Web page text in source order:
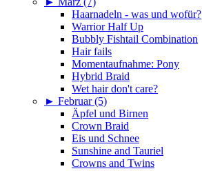
Haarnadeln - was und wofür?
Warrior Half Up
Bubbly Fishtail Combination
Hair fails
Momentaufnahme: Pony
Hybrid Braid
Wet hair don't care?
► Februar (5)
Äpfel und Birnen
Crown Braid
Eis und Schnee
Sunshine and Tauriel
Crowns and Twins